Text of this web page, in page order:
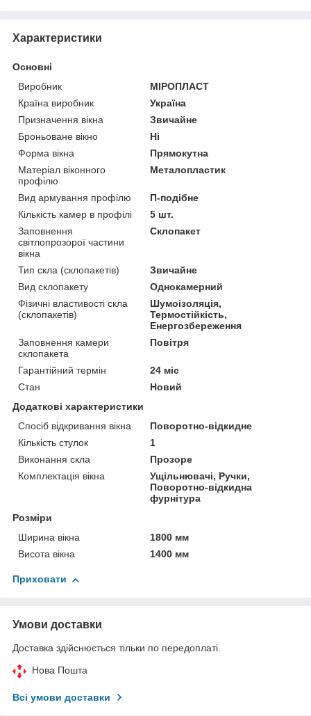
Характеристики
Основні
Виробник
МІРОПЛАСТ
Країна виробник
Україна
Призначення вікна
Звичайне
Броньоване вікно
Ні
Форма вікна
Прямокутна
Матеріал віконного
профілю
Металопластик
Вид армування профілю
П-подібне
Кількість камер в профілі
5 шт.
Заповнення
світлопрозорої частини
вікна
Склопакет
Тип скла (склопакетів)
Звичайне
Вид склопакету
Однокамерний
Фізичні властивості скла
(склопакетів)
Шумоізоляція,
Термостійкість,
Енергозбереження
Заповнення камери
склопакета
Повітря
Гарантійний термін
24 міс
Стан
Новий
Додаткові характеристики
Спосіб відкривання вікна
Поворотно-відкидне
Кількість стулок
1
Виконання скла
Прозоре
Комплектація вікна
Ущільнювачі, Ручки,
Поворотно-відкидна
фурнітура
Розміри
Ширина вікна
1800 мм
Висота вікна
1400 мм
Приховати
Умови доставки
Доставка здійснюється тільки по передоплаті.
Нова Пошта
Всі умови доставки